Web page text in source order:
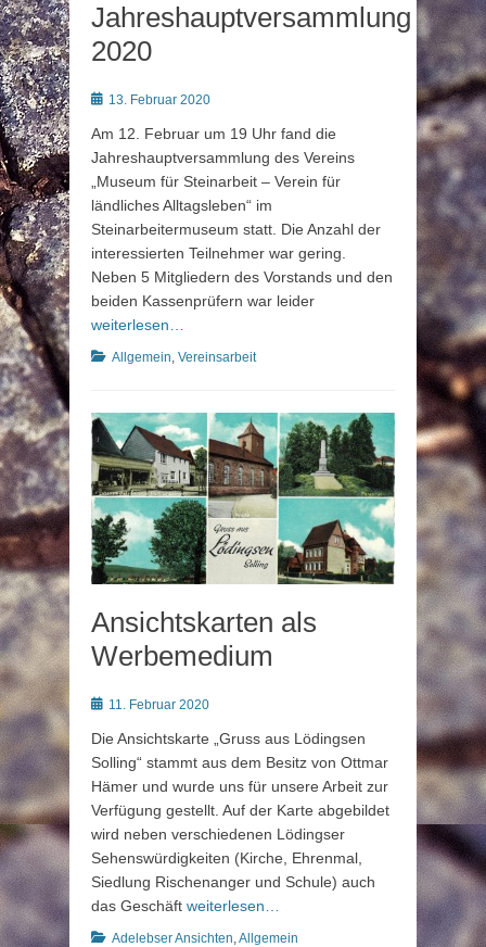
Jahreshauptversammlung
2020
Posted13. Februar 2020
Am 12. Februar um 19 Uhr fand die
Jahreshauptversammlung des Vereins
„Museum für Steinarbeit – Verein für
ländliches Alltagsleben“ im
Steinarbeitermuseum statt. Die Anzahl der
interessierten Teilnehmer war gering.
Neben 5 Mitgliedern des Vorstands und den
beiden Kassenprüfern war leider
weiterlesen…
Kategorien
Allgemein, Vereinsarbeit
Ansichtskarten als
Werbemedium
Posted11. Februar 2020
Die Ansichtskarte „Gruss aus Lödingsen
Solling“ stammt aus dem Besitz von Ottmar
Hämer und wurde uns für unsere Arbeit zur
Verfügung gestellt. Auf der Karte abgebildet
wird neben verschiedenen Lödingser
Sehenswürdigkeiten (Kirche, Ehrenmal,
Siedlung Rischenanger und Schule) auch
das Geschäft weiterlesen…
Kategorien
Adelebser Ansichten,Allgemein